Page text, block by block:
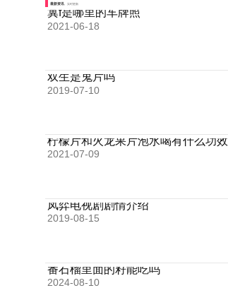
最新资讯 实时更新
冀f是哪里的车牌照
2021-06-18
双生是鬼片吗
2019-07-10
柠檬片和火龙果片泡水喝有什么功效
2021-07-09
凤弈电视剧剧情介绍
2019-08-15
番石榴里面的籽能吃吗
2024-08-10